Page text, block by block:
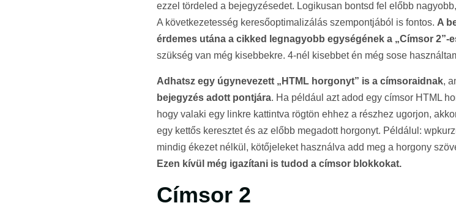
ezzel tördeled a bejegyzésedet. Logikusan bontsd fel előbb
A következetesség keresőoptimalizálás szempontjából is fontos. A
érdemes utána a cikked legnagyobb egységének a „Címsor 2”-
szükség van még kisebbekre. 4-nél kisebbet én még sose
Adhatsz egy úgynevezett „HTML horgonyt” is a címsoraidnak,
bejegyzés adott pontjára. Ha például azt adod egy címsor HTML
hogy valaki egy linkre kattintva rögtön ehhez a részhez ugorjon,
egy kettős keresztet és az előbb megadott horgonyt. Példálul:
mindig ékezet nélkül, kötőjeleket használva add meg a horgony
Ezen kívül még igazítani is tudod a címsor blokkokat.
Címsor 2